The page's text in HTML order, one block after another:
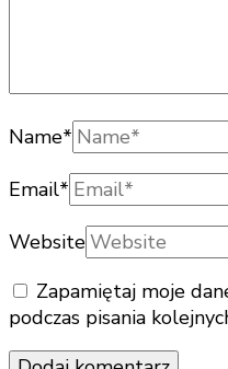
Name*
Email*
Website
Zapamiętaj moje
podczas pisania